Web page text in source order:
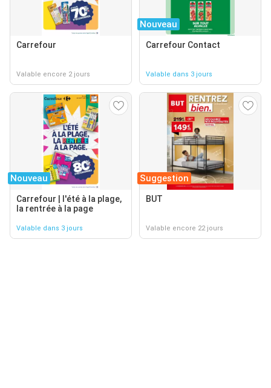
Carrefour
Valable encore 2 jours
Nouveau
Carrefour Contact
Valable dans 3 jours
Nouveau
Carrefour | l'été à la plage,
la rentrée à la page
Valable dans 3 jours
Suggestion
BUT
Valable encore 22 jours